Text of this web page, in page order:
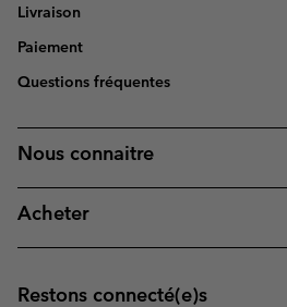
Livraison
Paiement
Questions fréquentes
Nous connaitre
Acheter
Restons connecté(e)s